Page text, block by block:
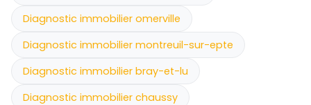
Diagnostic immobilier omerville
Diagnostic immobilier montreuil-sur-epte
Diagnostic immobilier bray-et-lu
Diagnostic immobilier chaussy